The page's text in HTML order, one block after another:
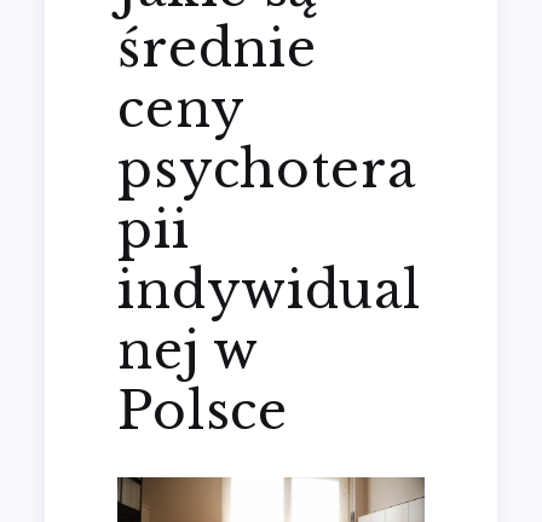
średnie
ceny
psychotera
pii
indywidual
nej w
Polsce